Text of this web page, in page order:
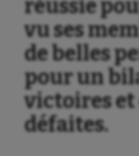
Ballon au
Baseball
Boules
Canoë-kayak
réussie
vu ses
de belles
pour un
victoires
défaites.